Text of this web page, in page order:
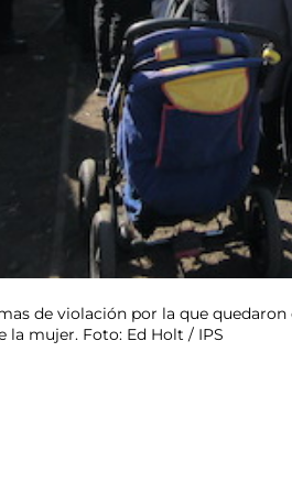
de violación por la que
la mujer. Foto: Ed Holt / IPS